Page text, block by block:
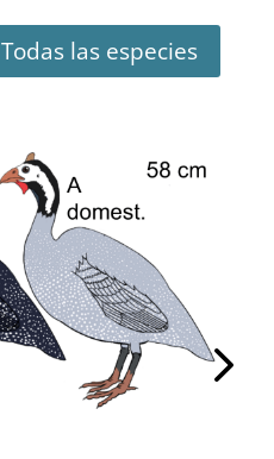
Todas las especies